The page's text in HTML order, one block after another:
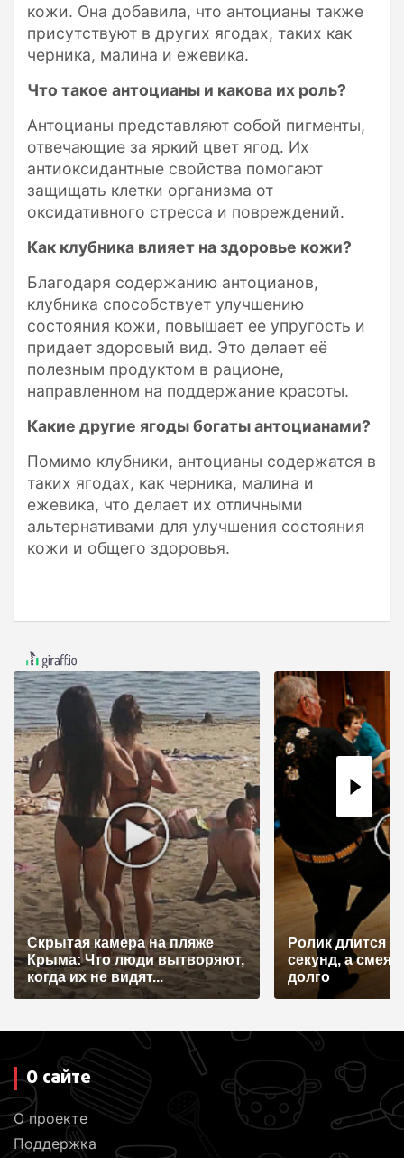
кожи. Она добавила, что антоцианы также
присутствуют в других ягодах, таких как
черника, малина и ежевика.
Что такое антоцианы и какова их роль?
Антоцианы представляют собой пигменты,
отвечающие за яркий цвет ягод. Их
антиоксидантные свойства помогают
защищать клетки организма от
оксидативного стресса и повреждений.
Как клубника влияет на здоровье кожи?
Благодаря содержанию антоцианов,
клубника способствует улучшению
состояния кожи, повышает ее упругость и
придает здоровый вид. Это делает её
полезным продуктом в рационе,
направленном на поддержание красоты.
Какие другие ягоды богаты антоцианами?
Помимо клубники, антоцианы содержатся в
таких ягодах, как черника, малина и
ежевика, что делает их отличными
альтернативами для улучшения состояния
кожи и общего здоровья.
Скрытая камера на пляже
Крыма: Что люди вытворяют,
когда их не видят...
Ролик длится
секунд, а
долго
О сайте
О проекте
Поддержка